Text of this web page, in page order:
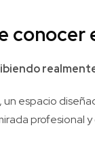
un espacio
profesional